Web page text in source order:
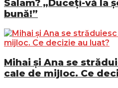
Salam? „Duceți-vă la
bună!”
Mihai și Ana se
cale de mijloc. Ce